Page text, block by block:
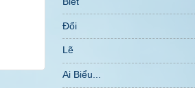
Đổi
Lẽ
Ai Biểu...